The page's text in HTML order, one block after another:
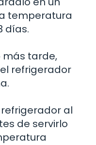
temperatura
días.
más tarde,
refrigerador
al
de servirlo